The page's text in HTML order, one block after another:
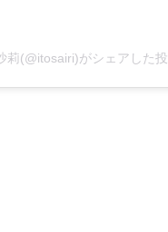
莉(@itosairi)がシェアした